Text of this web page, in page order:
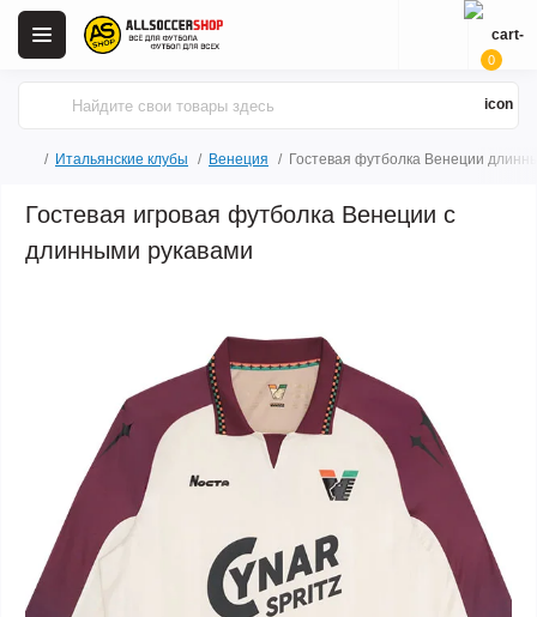
0
Итальянские клубы Венеция Гостевая футболка Венеции
Гостевая игровая футболка Венеции с
длинными рукавами